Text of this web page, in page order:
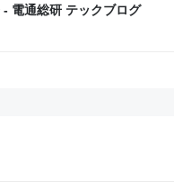
電通総研 テックブログ